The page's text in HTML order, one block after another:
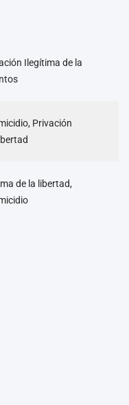
Ilegítima de la
Privación
de la libertad,